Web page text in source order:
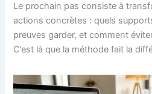
Le prochain pas consiste à
actions concrètes : quels
preuves garder, et comment
C’est là que la méthode fait la